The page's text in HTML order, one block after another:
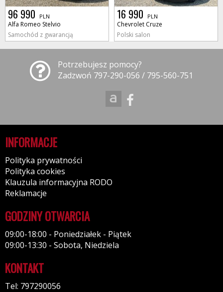
96 990 PLN
Alfa Romeo Stelvio
Samochód z gwarancją
16 990 PLN
Chevrolet Cruze
Polski salon
Potrzebujesz pomocy?
Zadzwoń 797-290-056 / 795-560-751
INFORMACJE
Polityka prywatności
Polityka cookies
Klauzula informacyjna RODO
Reklamacje
GODZINY OTWARCIA
09:00-18:00 - Poniedziałek - Piątek
09:00-13:30 - Sobota, Niedziela
KONTAKT
Tel: 797290056